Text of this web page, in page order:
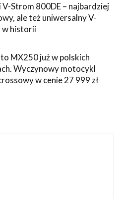
V-Strom 800DE – najbardziej
ale też uniwersalny V-
w historii
MX250 już w polskich
Wyczynowy motocykl
w cenie 27 999 zł